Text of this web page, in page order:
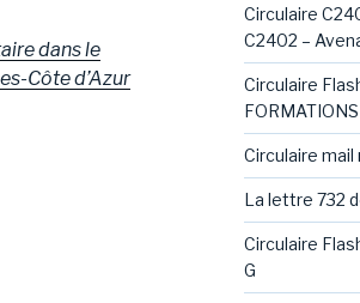
dans le
Côte d’Azur
Circulaire
C2402 –
Circulaire
Circulaire mail
La lettre 732
Circulaire
G